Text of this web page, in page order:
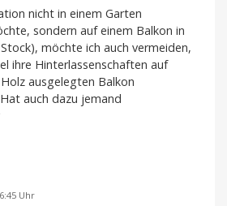
nicht in einem Garten
sondern auf einem Balkon in
möchte ich auch vermeiden,
ihre Hinterlassenschaften auf
ausgelegten Balkon
auch dazu jemand
Uhr